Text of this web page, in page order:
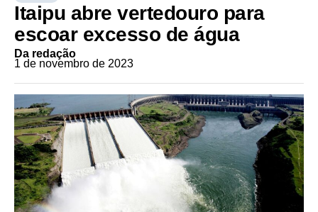
Itaipu abre vertedouro para
escoar excesso de água
Da redação
1 de novembro de 2023